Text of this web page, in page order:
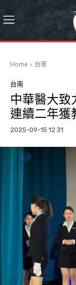
Home 台南
台南
中華醫大
連續二年獲
2025-09-15 12:31